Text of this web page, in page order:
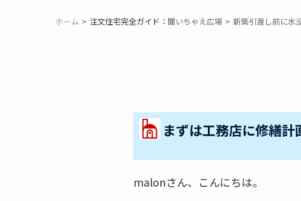
ホーム 注文住宅完全ガイド： 聞いちゃえ広場 新築引渡し前に水
まずは工務店に修繕
malonさん、こんにちは。